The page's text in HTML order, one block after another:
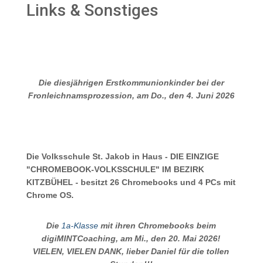
Links & Sonstiges
Die diesjährigen Erstkommunionkinder bei der
Fronleichnamsprozession, am Do., den 4. Juni 2026
Die Volksschule St. Jakob in Haus - DIE EINZIGE
"CHROMEBOOK-VOLKSSCHULE" IM BEZIRK
KITZBÜHEL - besitzt 26 Chromebooks und 4 PCs mit
Chrome OS.
Die 1a-Klasse mit ihren Chromebooks beim
digiMINTCoaching, am Mi., den 20. Mai 2026!
VIELEN, VIELEN DANK, lieber Daniel für die tollen